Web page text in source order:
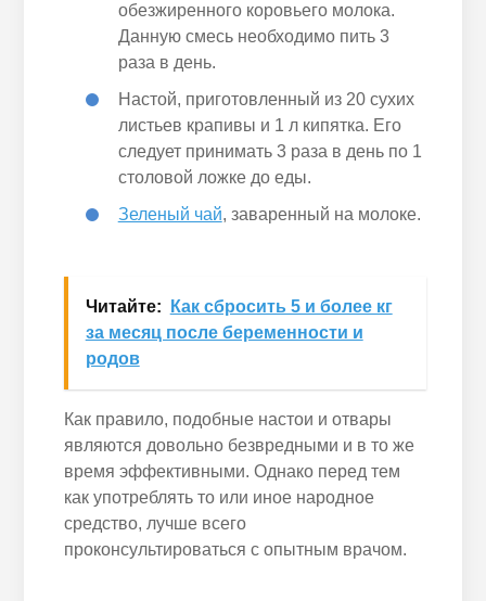
обезжиренного коровьего молока.
Данную смесь необходимо пить 3
раза в день.
Настой, приготовленный из 20 сухих
листьев крапивы и 1 л кипятка. Его
следует принимать 3 раза в день по 1
столовой ложке до еды.
Зеленый чай, заваренный на молоке.
Читайте:
Как сбросить 5 и более кг
за месяц после беременности и
родов
Как правило, подобные настои и отвары
являются довольно безвредными и в то же
время эффективными. Однако перед тем
как употреблять то или иное народное
средство, лучше всего
проконсультироваться с опытным врачом.